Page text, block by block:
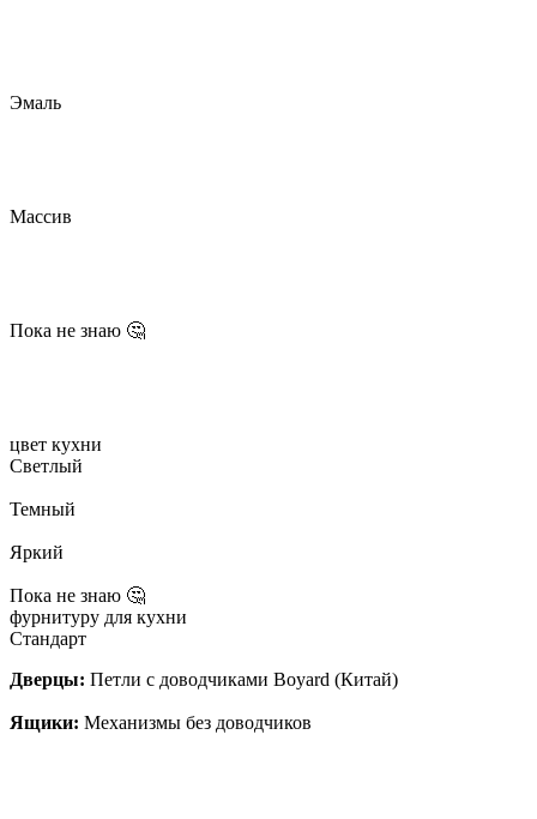
Эмаль
Массив
Пока не знаю 🤔
цвет кухни
Светлый
Темный
Яркий
Пока не знаю 🤔
фурнитуру для кухни
Стандарт
Дверцы: Петли с доводчиками Boyard (Китай)
Ящики: Механизмы без доводчиков